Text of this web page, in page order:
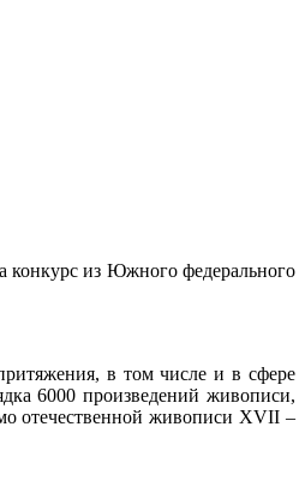
конкурс из Южного федерального
в том числе и в сфере
6000 произведений живописи,
отечественной живописи XVII –